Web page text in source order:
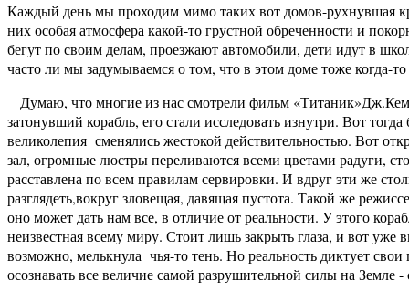
Каждый день мы проходим мимо таких вот домов-рухнувшая
них особая атмосфера какой-то грустной обреченности и
бегут по своим делам, проезжают автомобили, дети идут в
часто ли мы задумываемся о том, что в этом доме тоже когда-
Думаю, что многие из нас смотрели фильм
затонувший корабль, его стали исследовать изнутри. Вот
великолепия сменялись жестокой действительностью. Вот
зал, огромные люстры переливаются всеми цветами радуги,
расставлена по всем правилам сервировки. И вдруг эти же
разглядеть,вокруг зловещая, давящая пустота. Такой же
оно может дать нам все, в отличие от реальности. У этого
неизвестная всему миру. Стоит лишь закрыть глаза, и вот
возможно, мелькнула чья-то тень. Но реальность диктует
осознавать все величие самой разрушительной силы на